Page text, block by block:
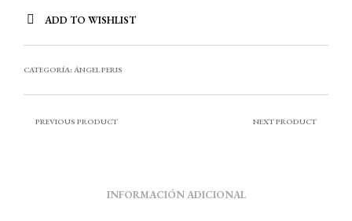
ADD TO WISHLIST
CATEGORÍA: ÁNGEL PERIS
PREVIOUS PRODUCT NEXT PRODUCT
INFORMACIÓN ADICIONAL